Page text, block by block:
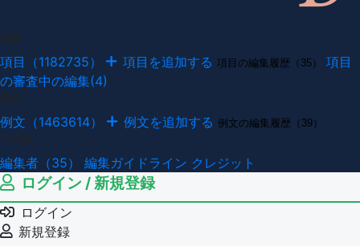
項目（1182735） 項目を追加する 項目の編集履歴（35）
項目
の審査中の編集(4)
例文（1463614） 例文を追加する 例文の編集履歴（39）
編集者（35） 編集ガイドライン クレジット
ログイン / 新規登録
ログイン
新規登録